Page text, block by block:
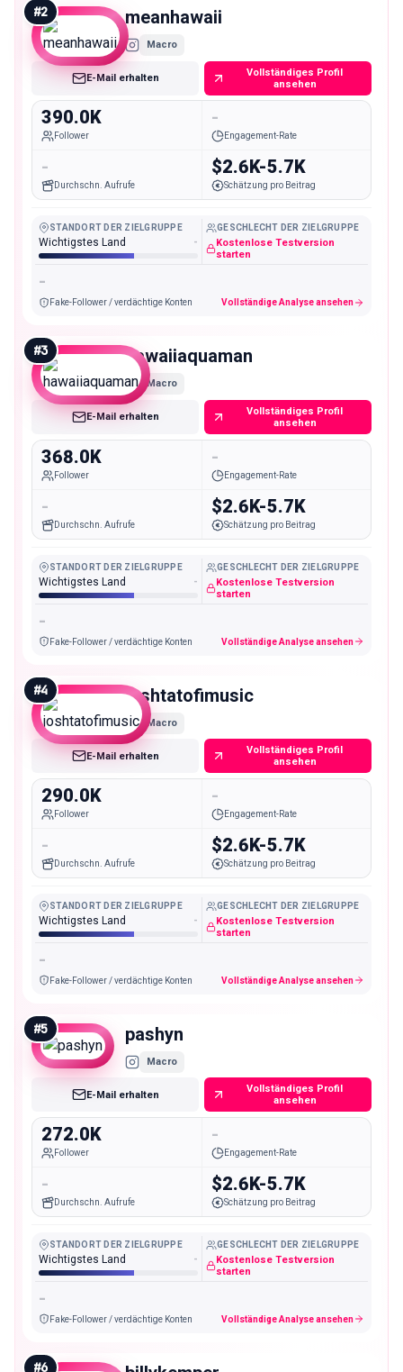
#2 meanhawaii
Macro
E-Mail erhalten
Vollständiges Profil
ansehen
390.0K
Follower
-
Engagement-Rate
-
Durchschn. Aufrufe
$2.6K-5.7K
Schätzung pro Beitrag
STANDORT DER ZIELGRUPPE
Wichtigstes Land -
GESCHLECHT DER ZIELGRUPPE
Kostenlose Testversion
starten
-
Fake-Follower / verdächtige Konten Vollständige Analyse ansehen
#3 hawaiiaquaman
Macro
E-Mail erhalten
Vollständiges Profil
ansehen
368.0K
Follower
-
Engagement-Rate
-
Durchschn. Aufrufe
$2.6K-5.7K
Schätzung pro Beitrag
STANDORT DER ZIELGRUPPE
Wichtigstes Land -
GESCHLECHT DER ZIELGRUPPE
Kostenlose Testversion
starten
-
Fake-Follower / verdächtige Konten Vollständige Analyse ansehen
#4 joshtatofimusic
Macro
E-Mail erhalten
Vollständiges Profil
ansehen
290.0K
Follower
-
Engagement-Rate
-
Durchschn. Aufrufe
$2.6K-5.7K
Schätzung pro Beitrag
STANDORT DER ZIELGRUPPE
Wichtigstes Land -
GESCHLECHT DER ZIELGRUPPE
Kostenlose Testversion
starten
-
Fake-Follower / verdächtige Konten Vollständige Analyse ansehen
#5 pashyn
Macro
E-Mail erhalten
Vollständiges Profil
ansehen
272.0K
Follower
-
Engagement-Rate
-
Durchschn. Aufrufe
$2.6K-5.7K
Schätzung pro Beitrag
STANDORT DER ZIELGRUPPE
Wichtigstes Land -
GESCHLECHT DER ZIELGRUPPE
Kostenlose Testversion
starten
-
Fake-Follower / verdächtige Konten Vollständige Analyse ansehen
#6